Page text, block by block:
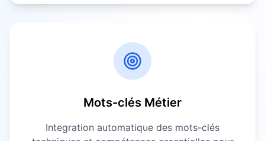
Mots-clés Métier
Integration automatique des mots-clés